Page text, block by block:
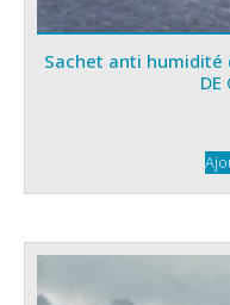
Sachet anti humidité
DE